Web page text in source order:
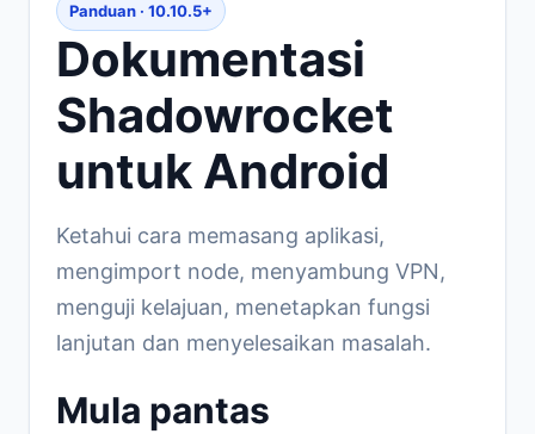
Panduan · 10.10.5+
Dokumentasi
Shadowrocket
untuk Android
Ketahui cara memasang aplikasi,
mengimport node, menyambung VPN,
menguji kelajuan, menetapkan fungsi
lanjutan dan menyelesaikan masalah.
Mula pantas